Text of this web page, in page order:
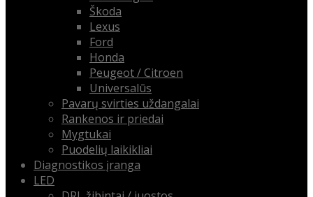
Škoda
Lexus
Ford
Honda
Peugeot / Citroen
Universalūs
Pavarų svirties uždangalai
Rankenos ir priedai
Mygtukai
Puodelių laikikliai
Diagnostikos įranga
LED